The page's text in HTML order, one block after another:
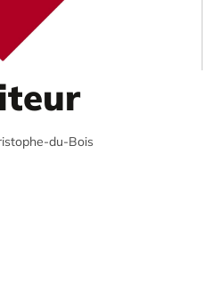
du-Bois